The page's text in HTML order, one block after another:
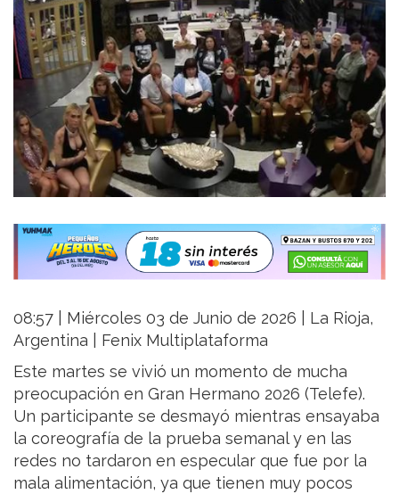
08:57 | Miércoles 03 de Junio de 2026 | La Rioja,
Argentina | Fenix Multiplataforma
Este martes se vivió un momento de mucha
preocupación en Gran Hermano 2026 (Telefe).
Un participante se desmayó mientras ensayaba
la coreografía de la prueba semanal y en las
redes no tardaron en especular que fue por la
mala alimentación, ya que tienen muy pocos